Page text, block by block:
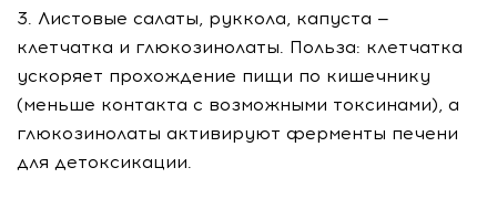
3. Листовые салаты, руккола, капуста —
клетчатка и глюкозинолаты. Польза: клетчатка
ускоряет прохождение пищи по кишечнику
(меньше контакта с возможными токсинами), а
глюкозинолаты активируют ферменты печени
для детоксикации.